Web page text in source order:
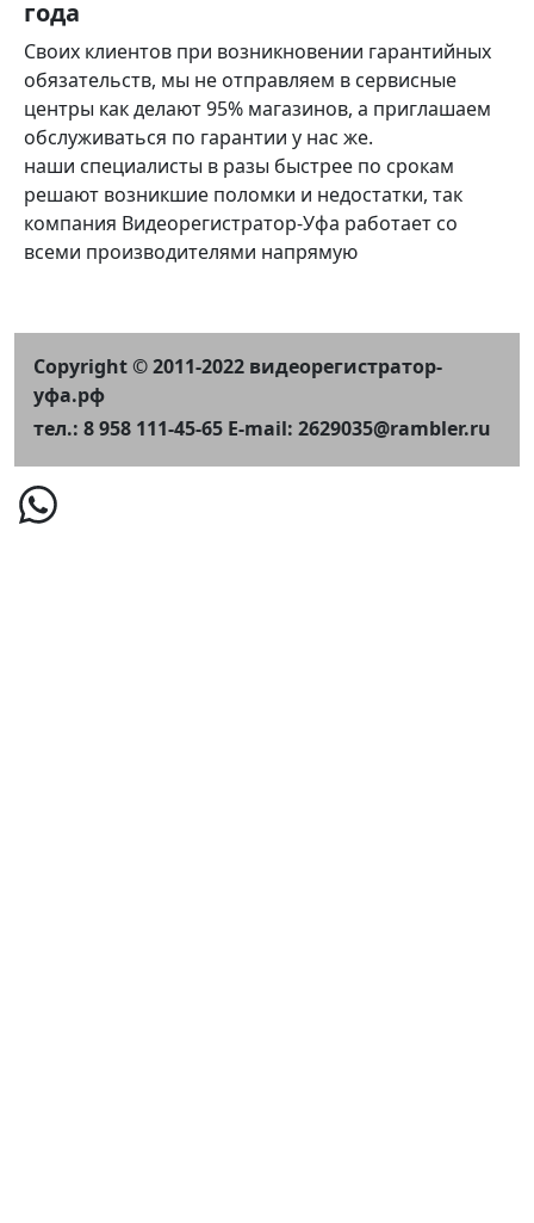
года
Своих клиентов при возникновении гарантийных
обязательств, мы не отправляем в сервисные
центры как делают 95% магазинов, а приглашаем
обслуживаться по гарантии у нас же.
наши специалисты в разы быстрее по срокам
решают возникшие поломки и недостатки, так
компания Видеорегистратор-Уфа работает со
всеми производителями напрямую
Copyright © 2011-2022 видеорегистратор-
уфа.рф
тел.: 8 958 111-45-65 E-mail: 2629035@rambler.ru